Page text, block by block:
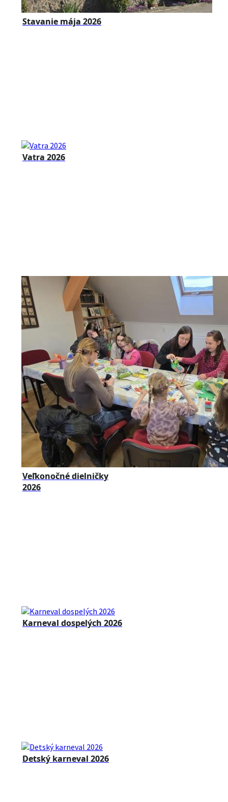
Stavanie mája 2026
Vatra 2026
Veľkonočné dielničky
2026
Karneval dospelých 2026
Detský karneval 2026